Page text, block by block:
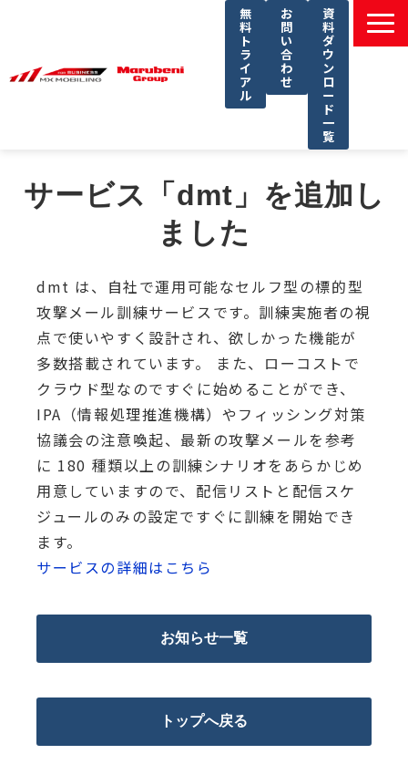
無
料
ト
ラ
イ
ア
ル
お
問
い
合
わ
せ
資
料
ダ
ウ
ン
ロ
ー
ド
一
覧
課題別ソリューション一覧
サービス一覧
セミナー
コラム
よくあるご質問
サービス「dmt」を追加し
ました
dmt は、自社で運用可能なセルフ型の標的型
攻撃メール訓練サービスです。訓練実施者の視
点で使いやすく設計され、欲しかった機能が
多数搭載されています。
また、ローコストで
クラウド型なのですぐに始めることができ、
IPA（情報処理推進機構）やフィッシング対策
協議会の注意喚起、最新の攻撃メールを参考
に 180 種類以上の訓練シナリオをあらかじめ
用意していますので、配信リストと配信スケ
ジュールのみの設定ですぐに訓練を開始でき
ます。
サービスの詳細はこちら
お知らせ一覧
トップへ戻る